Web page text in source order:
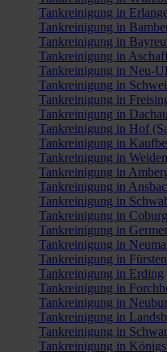
Tankreinigung in
Tankreinigung in
Tankreinigung in
Tankreinigung in
Tankreinigung in Neu-
Tankreinigung in
Tankreinigung in
Tankreinigung in Dachau
Tankreinigung in Hof
Tankreinigung in
Tankreinigung in
Tankreinigung in
Tankreinigung in
Tankreinigung in
Tankreinigung in Coburg
Tankreinigung in
Tankreinigung in
Tankreinigung in
Tankreinigung in Erding
Tankreinigung in
Tankreinigung in
Tankreinigung in
Tankreinigung in
Tankreinigung in